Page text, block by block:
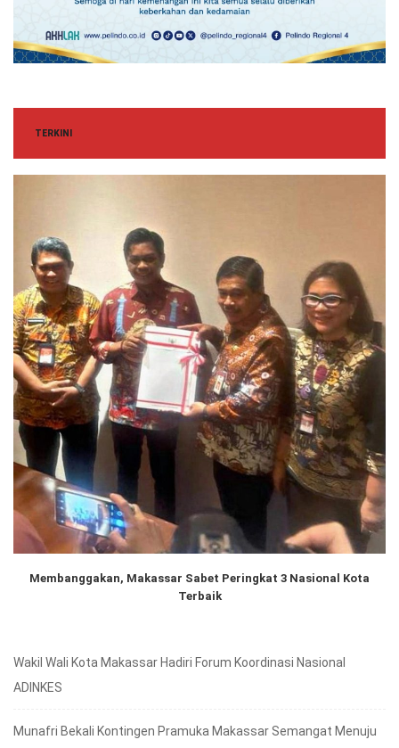
TERKINI
Membanggakan, Makassar Sabet Peringkat 3 Nasional Kota
Terbaik
Wakil Wali Kota Makassar Hadiri Forum Koordinasi Nasional
ADINKES
Munafri Bekali Kontingen Pramuka Makassar Semangat Menuju